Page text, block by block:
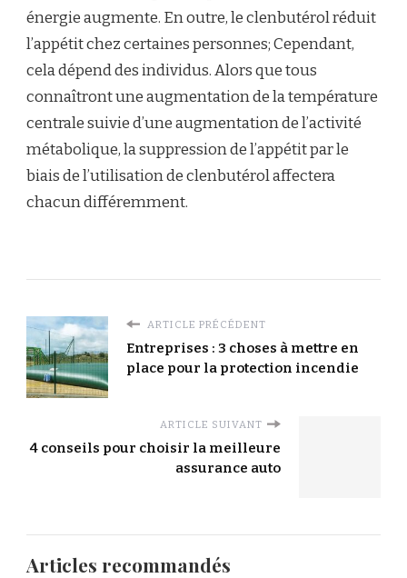
énergie augmente. En outre, le clenbutérol réduit
l’appétit chez certaines personnes; Cependant,
cela dépend des individus. Alors que tous
connaîtront une augmentation de la température
centrale suivie d’une augmentation de l’activité
métabolique, la suppression de l’appétit par le
biais de l’utilisation de clenbutérol affectera
chacun différemment.
ARTICLE PRÉCÉDENT
Entreprises : 3 choses à mettre en
place pour la protection incendie
ARTICLE SUIVANT
4 conseils pour choisir la meilleure
assurance auto
Articles recommandés